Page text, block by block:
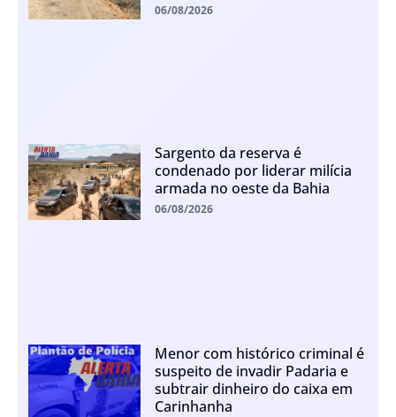
06/08/2026
Sargento da reserva é
condenado por liderar milícia
armada no oeste da Bahia
06/08/2026
Menor com histórico criminal é
suspeito de invadir Padaria e
subtrair dinheiro do caixa em
Carinhanha